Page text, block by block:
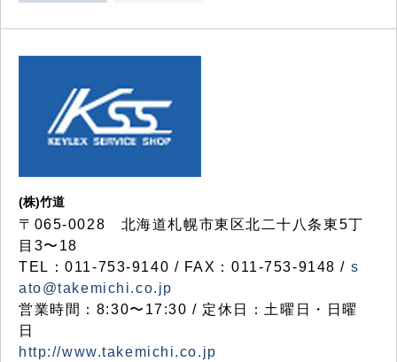
(株)竹道
〒065-0028 北海道札幌市東区北二十八条東5丁
目3〜18
TEL：011-753-9140 / FAX：011-753-9148 / s
ato@takemichi.co.jp
営業時間：8:30〜17:30 / 定休日：土曜日・日曜
日
http://www.takemichi.co.jp